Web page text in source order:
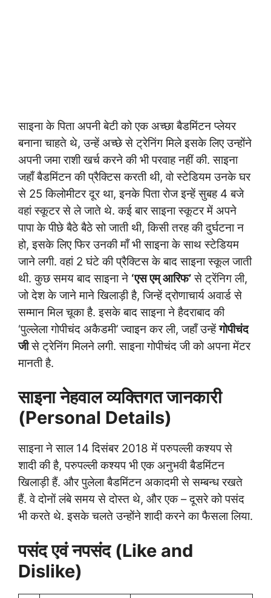
साइना के पिता अपनी बेटी को एक अच्छा बैडमिंटन प्लेयर
बनाना चाहते थे, उन्हें अच्छे से ट्रेनिंग मिले इसके लिए उन्होंने
अपनी जमा राशी खर्च करने की भी परवाह नहीं की. साइना
जहाँ बैडमिंटन की प्रैक्टिस करती थी, वो स्टेडियम उनके घर
से 25 किलोमीटर दूर था, इनके पिता रोज इन्हें सुबह 4 बजे
वहां स्कूटर से ले जाते थे. कई बार साइना स्कूटर में अपने
पापा के पीछे बैठे बैठे सो जाती थी, किसी तरह की दुर्घटना न
हो, इसके लिए फिर उनकी माँ भी साइना के साथ स्टेडियम
जाने लगी. वहां 2 घंटे की प्रैक्टिस के बाद साइना स्कूल जाती
थी. कुछ समय बाद साइना ने ‘एस एम् आरिफ’से ट्रेंनिग ली,
जो देश के जाने माने खिलाड़ी है, जिन्हें द्रोणाचार्य अवार्ड से
सम्मान मिल चूका है. इसके बाद साइना ने हैदराबाद की
‘पुल्लेला गोपीचंद अकैडमी’ ज्वाइन कर ली, जहाँ उन्हेंगोपीचंद
जीसे ट्रेनिंग मिलने लगी. साइना गोपीचंद जी को अपना मेंटर
मानती है.
साइना नेहवाल व्यक्तिगत जानकारी
(Personal Details)
साइना ने साल 14 दिसंबर 2018 में परुपल्ली कश्यप से
शादी की है, परुपल्ली कश्यप भी एक अनुभवी बैडमिंटन
खिलाड़ी हैं. और पुलेला बैडमिंटन अकादमी से सम्बन्ध रखते
हैं. वे दोनों लंबे समय से दोस्त थे, और एक – दूसरे को पसंद
भी करते थे. इसके चलते उन्होंने शादी करने का फैसला लिया.
पसंद एवं नपसंद (Like and
Dislike)